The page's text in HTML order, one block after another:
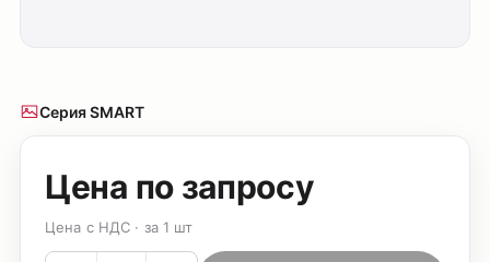
Серия SMART
Цена по запросу
Цена с НДС · за 1 шт